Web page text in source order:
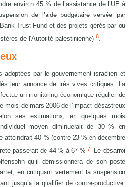
environ 45 % de l’assistance de l’UE à
de l’aide budgétaire versée par
Bank Trust Fund et des projets gérés par ou
de l’Autorité palestinienne)6.
adoptées par le gouvernement israélien et
leur annonce de très vives critiques. La
un monitoring économique régulier de
mois de mars 2006 de l’impact désastreux
ses estimations, en quelques mois
moyen diminuerait de 30 % en
atteindrait 40 % (contre 23 % en décembre
passerait de 44 % à 67 % 7. Le désarroi
qu’il démissionnera de son poste
en critiquant vertement la suspension
jusqu’à la qualifier de contre-productive.